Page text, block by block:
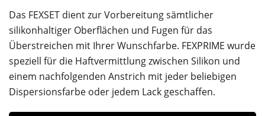
Das FEXSET dient zur Vorbereitung sämtlicher
silikonhaltiger Oberflächen und Fugen für das
Überstreichen mit Ihrer Wunschfarbe. FEXPRIME wurde
speziell für die Haftvermittlung zwischen Silikon und
einem nachfolgenden Anstrich mit jeder beliebigen
Dispersionsfarbe oder jedem Lack geschaffen.